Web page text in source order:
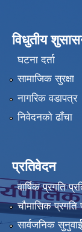
विधुतीय
घटना दर्ता
सामाजिक सुरक्षा
नागरिक वडापत्र
निवेदनको ढाँचा
प्रतिवेदन
वार्षिक प्रगति
चौमासिक प्रगति
सार्वजनिक सुनुवाई